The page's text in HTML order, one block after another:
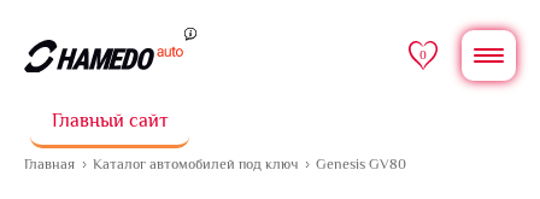
0
Главный сайт
Главная Каталог автомобилей под ключ Genesis GV80